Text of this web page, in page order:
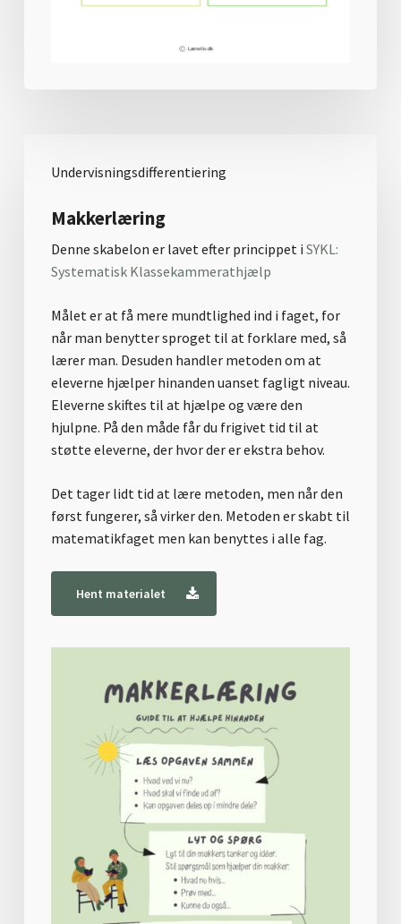
Undervisningsdifferentiering
Makkerlæring
Denne skabelon er lavet efter princippet i SYKL:
Systematisk Klassekammerathjælp
Målet er at få mere mundtlighed ind i faget, for
når man benytter sproget til at forklare med, så
lærer man. Desuden handler metoden om at
eleverne hjælper hinanden uanset fagligt niveau.
Eleverne skiftes til at hjælpe og være den
hjulpne. På den måde får du frigivet tid til at
støtte eleverne, der hvor der er ekstra behov.
Det tager lidt tid at lære metoden, men når den
først fungerer, så virker den. Metoden er skabt til
matematikfaget men kan benyttes i alle fag.
Hent materialet